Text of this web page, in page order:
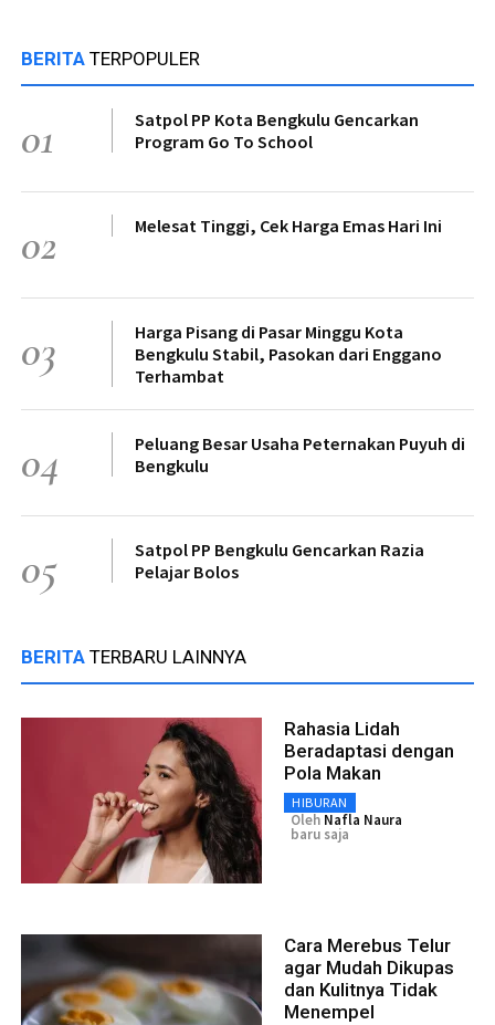
BERITA TERPOPULER
01
Satpol PP Kota Bengkulu Gencarkan
Program Go To School
02 Melesat Tinggi, Cek Harga Emas Hari Ini
03
Harga Pisang di Pasar Minggu Kota
Bengkulu Stabil, Pasokan dari Enggano
Terhambat
04
Peluang Besar Usaha Peternakan Puyuh di
Bengkulu
05
Satpol PP Bengkulu Gencarkan Razia
Pelajar Bolos
BERITA TERBARU LAINNYA
Rahasia Lidah
Beradaptasi dengan
Pola Makan
HIBURAN
Oleh Nafla Naura
baru saja
Cara Merebus Telur
agar Mudah Dikupas
dan Kulitnya Tidak
Menempel